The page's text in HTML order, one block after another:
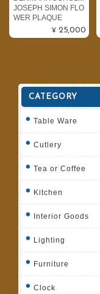
JOSEPH SIMON FLO
WER PLAQUE
¥25,000
CATEGORY
Table Ware
Cutlery
Tea or Coffee
Kitchen
Interior Goods
Lighting
Furniture
Clock